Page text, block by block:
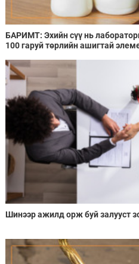
БАРИМТ: Эхийн сүү нь
100 гаруй төрлийн ашигтай
Шинээр ажилд орж буй залууст